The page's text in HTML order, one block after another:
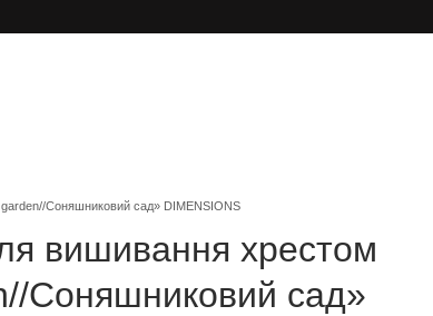
Соняшниковий сад» DIMENSIONS
вишивання хрестом
Соняшниковий сад»